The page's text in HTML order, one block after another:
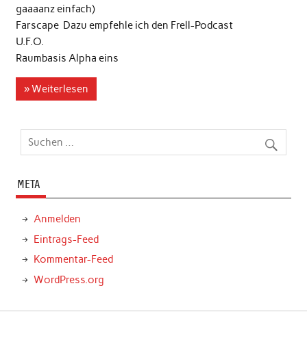
gaaaanz einfach)
Farscape Dazu empfehle ich den Frell-Podcast
U.F.O.
Raumbasis Alpha eins
» Weiterlesen
META
Anmelden
Eintrags-Feed
Kommentar-Feed
WordPress.org